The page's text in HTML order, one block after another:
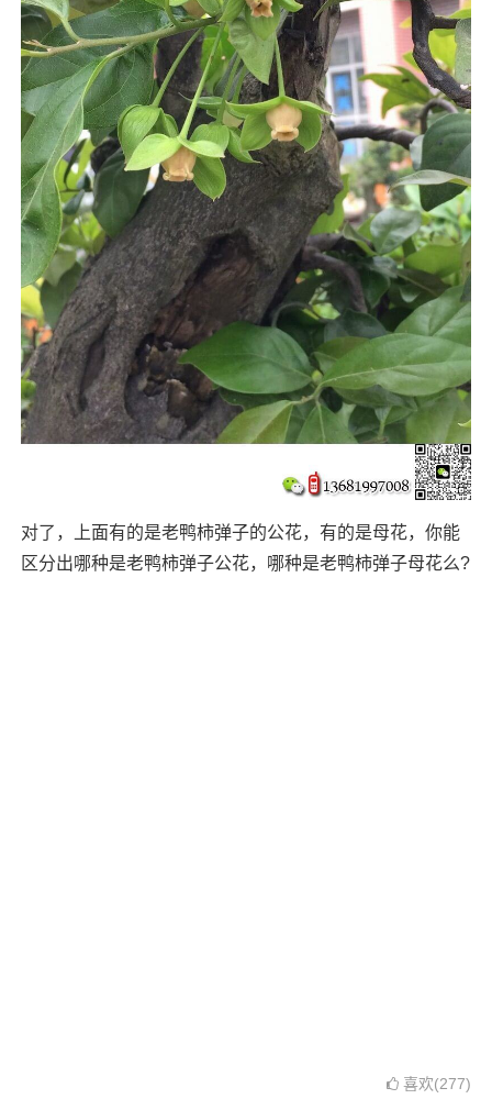
对了，上面有的是老鸭柿弹子的公花，有的是母花，你能
区分出哪种是老鸭柿弹子公花，哪种是老鸭柿弹子母花么?
喜欢(277)